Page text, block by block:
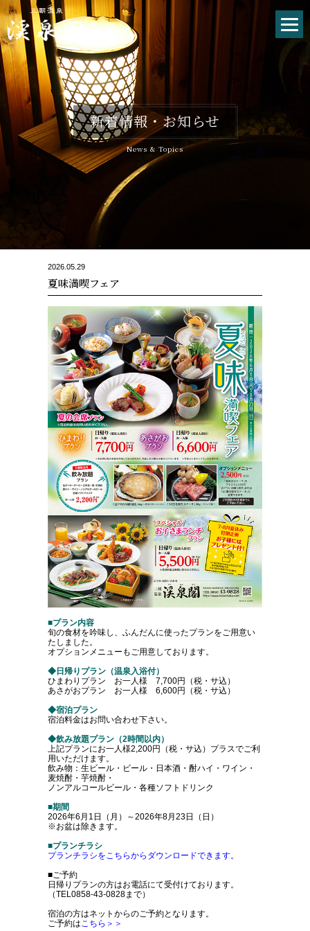
新着情報・お知らせ
News & Topics
2026.05.29
夏味満喫フェア
■プラン内容
旬の食材を吟味し、ふんだんに使ったプランをご用意い
たしました。
オプションメニューもご用意しております。
◆日帰りプラン（温泉入浴付）
ひまわりプラン お一人様 7,700円（税・サ込）
あさがおプラン お一人様 6,600円（税・サ込）
◆宿泊プラン
宿泊料金はお問い合わせ下さい。
◆飲み放題プラン（2時間以内）
上記プランにお一人様2,200円（税・サ込）プラスでご利
用いただけます。
飲み物：生ビール・ビール・日本酒・酎ハイ・ワイン・
麦焼酎・芋焼酎・
ノンアルコールビール・各種ソフトドリンク
■期間
2026年6月1日（月）～2026年8月23日（日）
※お盆は除きます。
■プランチラシ
プランチラシをこちらからダウンロードできます。
■ご予約
日帰りプランの方はお電話にて受付けております。
（TEL0858-43-0828まで）
宿泊の方はネットからのご予約となります。
ご予約は こちら＞＞